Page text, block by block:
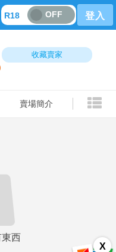
R18 OFF 登入
收藏賣家
賣場簡介
X
東西